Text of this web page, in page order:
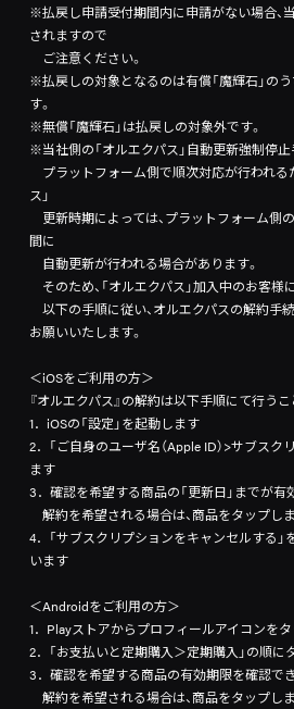
※払戻し申請受付期間内に申請がない場合、
されますので
ご注意ください。
※払戻しの対象となるのは有償「魔輝石」の
す。
※無償「魔輝石」は払戻しの対象外です。
※当社側の「オルエクパス」自動更新強制停止
プラットフォーム側で順次対応が行われる
ス」
更新時期によっては、プラットフォーム側
間に
自動更新が行われる場合があります。
そのため、「オルエクパス」加入中のお客様
以下の手順に従い、オルエクパスの解約手
お願いいたします。
＜iOSをご利用の方＞
『オルエクパス』の解約は以下手順にて行うこ
1．iOSの「設定」を起動します
2．「ご自身のユーザ名（Apple ID）>サブスク
ます
3．確認を希望する商品の「更新日」までが有
解約を希望される場合は、商品をタップし
4．「サブスクリプションをキャンセルする」
います
＜Androidをご利用の方＞
1．Playストアからプロフィールアイコンを
2．「お支払いと定期購入＞定期購入」の順に
3．確認を希望する商品の有効期限を確認で
解約を希望される場合は、商品をタップし